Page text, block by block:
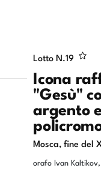
Lotto N.19
Icona
"Gesù"
argento
Mosca, fine del
orafo Ivan